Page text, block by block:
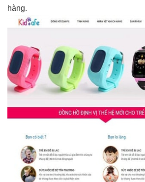
hàng.